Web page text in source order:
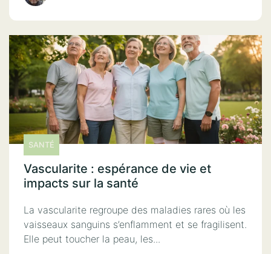
SANTÉ
Vascularite : espérance de vie et
impacts sur la santé
La vascularite regroupe des maladies rares où les
vaisseaux sanguins s’enflamment et se fragilisent.
Elle peut toucher la peau, les...